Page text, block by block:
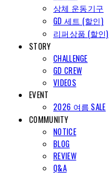
상체 운동기구
GD 세트 (할인)
리퍼상품 (할인)
STORY
CHALLENGE
GD CREW
VIDEOS
EVENT
2026 여름 SALE
COMMUNITY
NOTICE
BLOG
REVIEW
Q&A